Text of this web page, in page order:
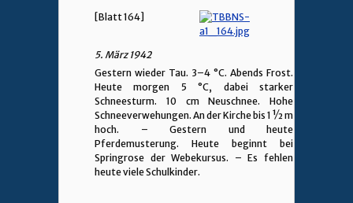
[Blatt 164]
5. März 1942
Gestern wieder Tau. 3–4 °C. Abends Frost.
Heute morgen 5 °C, dabei starker
Schneesturm. 10 cm Neuschnee. Hohe
Schneeverwehungen. An der Kirche bis 1 ½ m
hoch. – Gestern und heute
Pferdemusterung. Heute beginnt bei
Springrose der Webekursus. – Es fehlen
heute viele Schulkinder.